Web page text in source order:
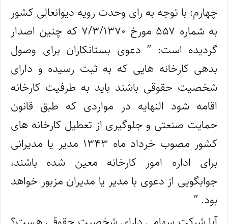
چهارم: با توجه به رای وحدت رویه دیوانعالی کشور
به شماره ۵۵۷ مورخ ۷/۳/۱۳۷۰ که چنین اصدار
گردیده است: ” دعوی بستانکاران برای وصول
بدهی کارخانه هایی که به ثبت رسیده و دارای
شخصیت حقوقی باشند باید به طرفیت کارخانه
اقامه شود النهایه در مواردی که طبق قانون
حمایت صنعتی و جلوگیری از تعطیل کارخانه های
کشور مصوب خرداد ماه ۱۳۴۳ مدیر یا مدیرانی
برای اداره امور کارخانه معین شده باشند،
جوابگویی از دعوی با مدیر یا مدیران مزبور خواهد
بود. ”